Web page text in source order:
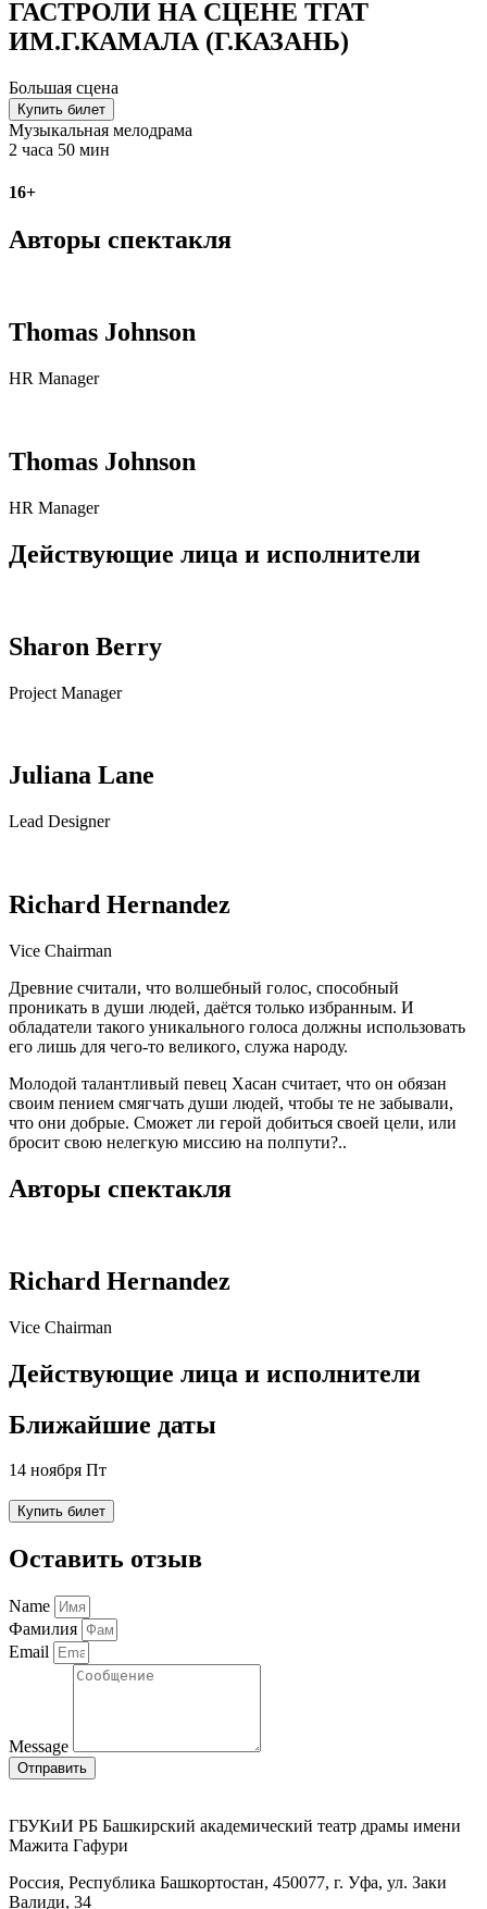
ГАСТРОЛИ НА СЦЕНЕ ТГАТ
ИМ.Г.КАМАЛА (Г.КАЗАНЬ)
Большая сцена
Купить билет
Музыкальная мелодрама
2 часа 50 мин
16+
Авторы спектакля
Thomas Johnson
HR Manager
Thomas Johnson
HR Manager
Действующие лица и исполнители
Sharon Berry
Project Manager
Juliana Lane
Lead Designer
Richard Hernandez
Vice Chairman
Древние считали, что волшебный голос, способный
проникать в души людей, даётся только избранным. И
обладатели такого уникального голоса должны использовать
его лишь для чего-то великого, служа народу.
Молодой талантливый певец Хасан считает, что он обязан
своим пением смягчать души людей, чтобы те не забывали,
что они добрые. Сможет ли герой добиться своей цели, или
бросит свою нелегкую миссию на полпути?..
Авторы спектакля
Richard Hernandez
Vice Chairman
Действующие лица и исполнители
Ближайшие даты
14 ноября Пт
Купить билет
Оставить отзыв
Name
Фамилия
Email
Message
Отправить
ГБУКиИ РБ Башкирский академический театр драмы имени
Мажита Гафури
Россия, Республика Башкортостан, 450077, г. Уфа, ул. Заки
Валиди, 34